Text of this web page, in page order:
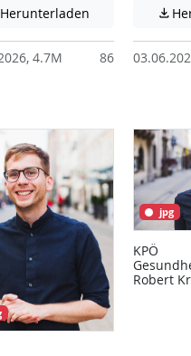
nicht barrierefreie
Datei enthält unter
Herunterladen Achtung:
4.7M 86

jpg
KPÖ
Robert